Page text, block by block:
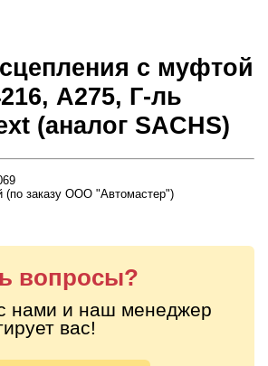
с муфтой
А275, Г-ль
(аналог SACHS)
(по заказу ООО "Автомастер")
вопросы?
нами и наш менеджер
вас!